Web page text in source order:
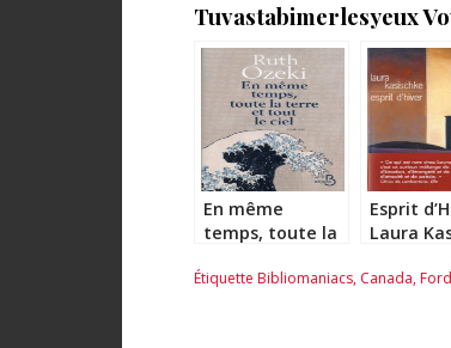
Tuvastabimerlesyeux
En même
temps, toute la
ciel – Ruth Ozeki
Esprit
Laura
Étiquette Bibliomaniacs, Canada,